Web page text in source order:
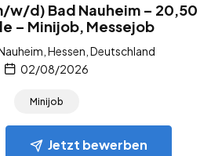
w/d) Bad Nauheim – 20,50
– Minijob, Messejob
Hessen, Deutschland
02/08/2026
Minijob
Jetzt bewerben